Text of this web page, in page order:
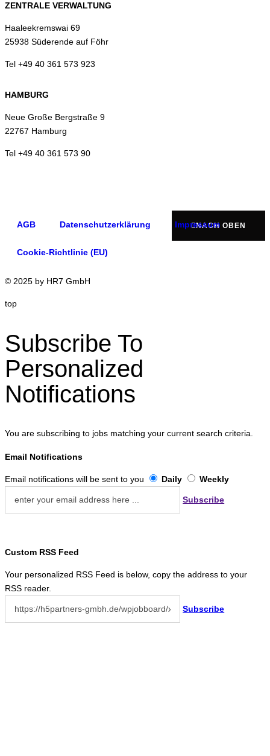
ZENTRALE VERWALTUNG
Haaleekremswai 69
25938 Süderende auf Föhr
Tel +49 40 361 573 923
HAMBURG
Neue Große Bergstraße 9
22767 Hamburg
Tel +49 40 361 573 90
NACH OBEN
AGB Datenschutzerklärung Impressum
Cookie-Richtlinie (EU)
© 2025 by HR7 GmbH
top
Subscribe To
Personalized
Notifications
You are subscribing to jobs matching your current search criteria.
Email Notifications
Email notifications will be sent to you Daily Weekly
Subscribe
Custom RSS Feed
Your personalized RSS Feed is below, copy the address to your
RSS reader.
Subscribe